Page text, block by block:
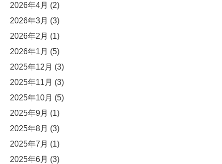
2026年4月 (2)
2026年3月 (3)
2026年2月 (1)
2026年1月 (5)
2025年12月 (3)
2025年11月 (3)
2025年10月 (5)
2025年9月 (1)
2025年8月 (3)
2025年7月 (1)
2025年6月 (3)